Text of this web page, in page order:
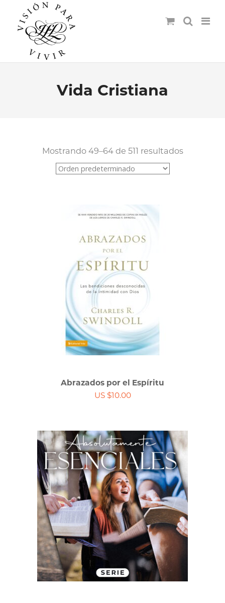
Vida Cristiana
Mostrando 49–64 de 511 resultados
Abrazados por el Espíritu
US $10.00